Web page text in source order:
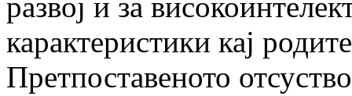
развој и за
карактеристики кај
Претпоставеното